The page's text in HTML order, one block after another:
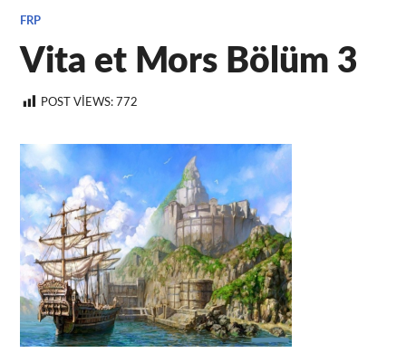
FRP
Vita et Mors Bölüm 3
POST VIEWS: 772